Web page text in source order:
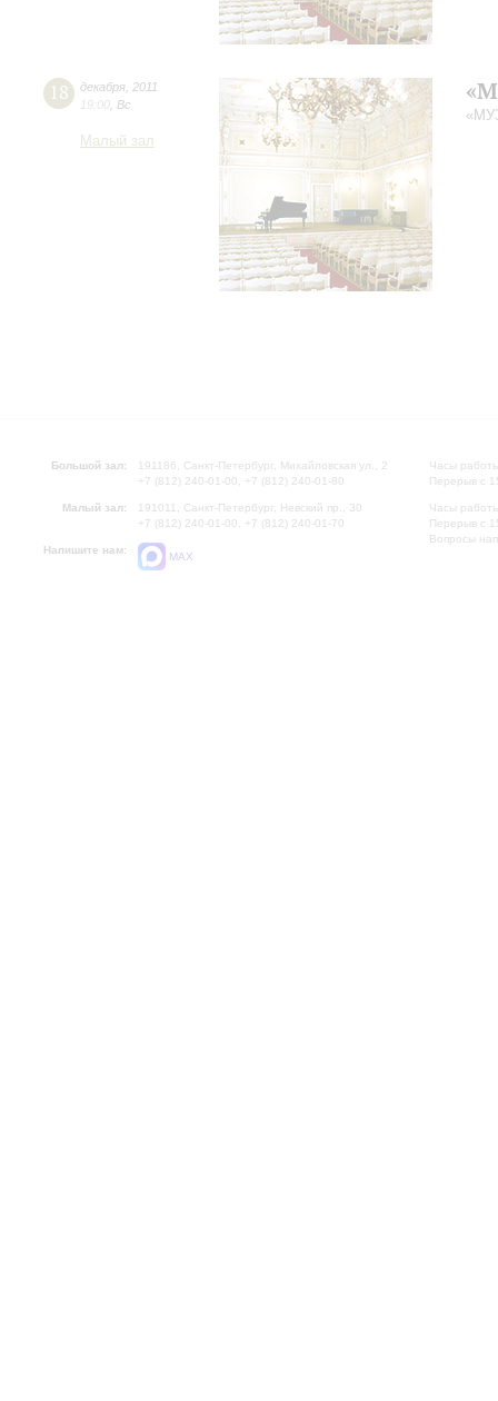
18 декабря 2011
19:00 Вс
Малый зал
Большой зал:
191186, Санкт-Петербург, Михайловская ул., 2
+7 (812) 240-01-00, +7 (812) 240-01-80
Малый зал:
191011, Санкт-Петербург, Невский пр., 30
+7 (812) 240-01-00, +7 (812) 240-01-70
Напишите нам:
MAX
Часы
Перерыв с
Часы
Перерыв с
Вопросы